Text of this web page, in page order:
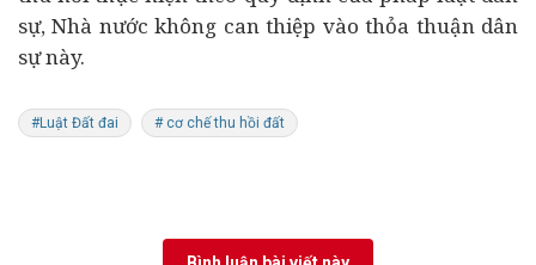
sự, Nhà nước không can thiệp vào thỏa thuận dân
sự này.
#Luật Đất đai # cơ chế thu hồi đất